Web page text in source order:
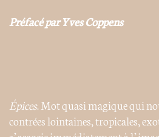
Préfacé par Yves Coppens
Épices. Mot quasi magique qui
contrées lointaines, tropicales,